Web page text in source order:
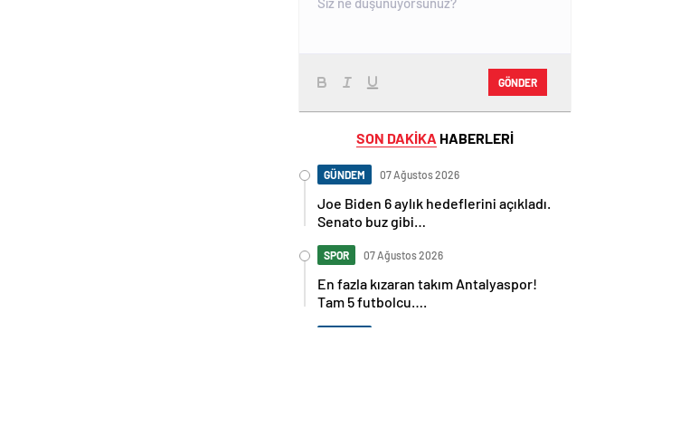
GÖNDER
SON DAKİKA HABERLERİ
GÜNDEM 07 Ağustos 2026
Joe Biden 6 aylık hedeflerini açıkladı.
Senato buz gibi…
SPOR 07 Ağustos 2026
En fazla kızaran takım Antalyaspor!
Tam 5 futbolcu….